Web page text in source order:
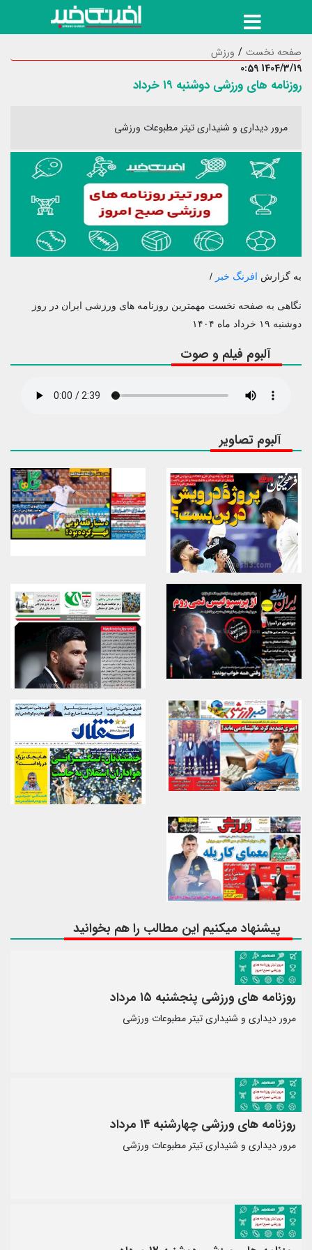
صفحه نخست
ورزش
1404/3/19 0:59
روزنامه های ورزشی دوشنبه ۱۹ خرداد
مرور دیداری و شنیداری تیتر مطبوعات ورزشی
به گزارش افرنگ خبر /
نگاهی به صفحه نخست مهمترین روزنامه های ورزشی ایران در روز
دوشنبه ۱۹ خرداد ماه ۱۴۰۴
آلبوم فیلم و صوت
آلبوم تصاویر
پیشنهاد میکنیم این مطالب را هم بخوانید
روزنامه های ورزشی پنجشنبه ۱۵ مرداد
مرور دیداری و شنیداری تیتر مطبوعات ورزشی
روزنامه های ورزشی چهارشنبه ۱۴ مرداد
مرور دیداری و شنیداری تیتر مطبوعات ورزشی